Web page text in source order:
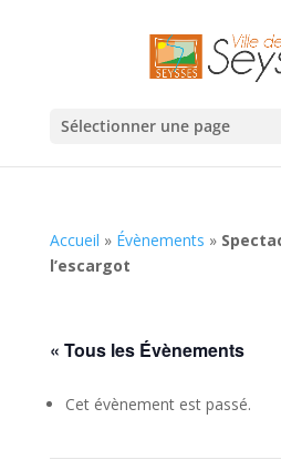
Sélectionner une page
Accueil » Évènements »
l’escargot
« Tous les Évènements
Cet évènement est passé.